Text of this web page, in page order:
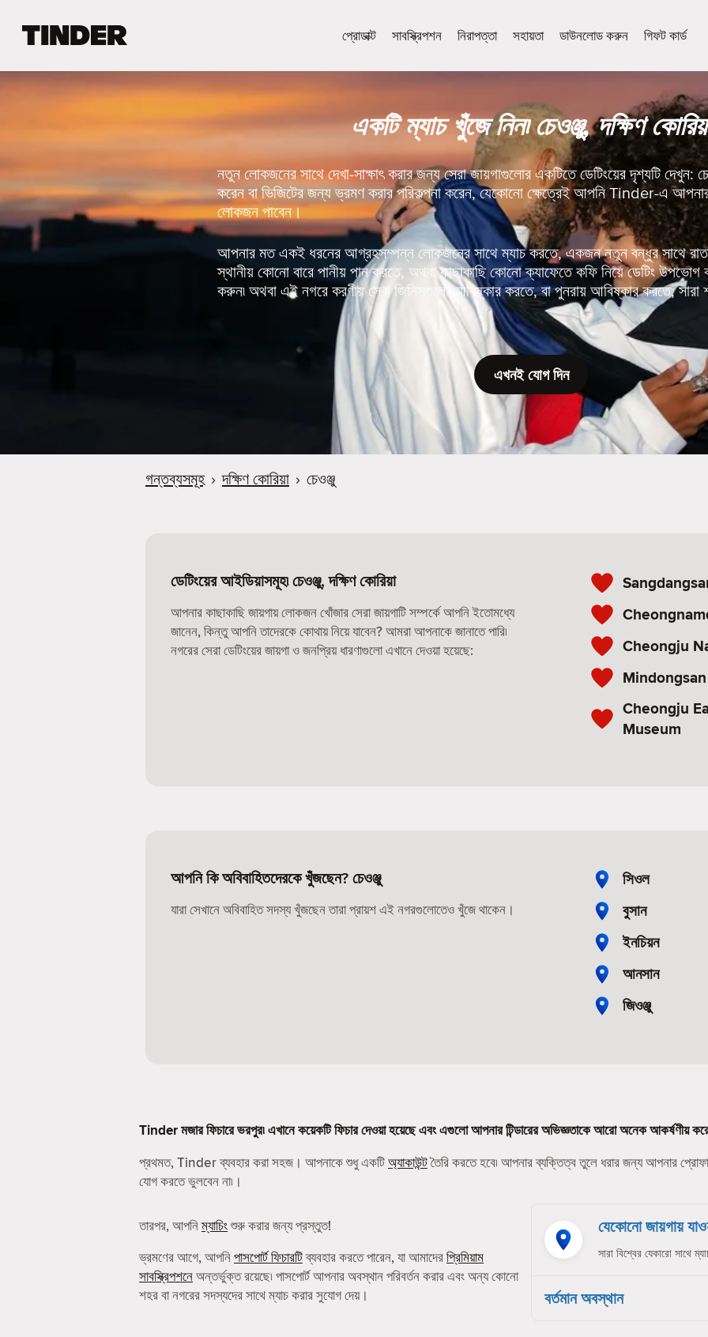
d
প্রোডাক্ট সাবস্ক্রিপশন নিরাপত্তা সহায়তা ডাউনলোড করুন গিফট কার্ড
একটি ম্যাচ খুঁজে নিন৷ চেওঞ্জু, দক্ষিণ
নতুন লোকজনের সাথে দেখা-সাক্ষাৎ করার জন্য সেরা জায়গাগুলোর একটিতে ডেটিংয়ের দৃশ্যটি দেখুন:
করেন বা ভিজিটের জন্য ভ্রমণ করার পরিকল্পনা করেন, যেকোনো ক্ষেত্রেই আপনি Tinder-এ আপনার
লোকজন পাবেন।
আপনার মত একই ধরনের আগ্রহসম্পন্ন লোকজনের সাথে ম্যাচ করতে, একজন নতুন বন্ধুর সাথে
স্থানীয় কোনো বারে পানীয় পান করতে, অথবা কাছাকাছি কোনো ক্যাফেতে কফি নিয়ে ডেটিং
করুন৷ অথবা এই নগরে করণীয় সেরা জিনিসগুলো আবিষ্কার করতে, বা পুনরায় আবিষ্কার করতে, সারা
এখনই যোগ দিন
গন্তব্যসমূহ › দক্ষিণ কোরিয়া › চেওঞ্জু
ডেটিংয়ের আইডিয়াসমূহ৷ চেওঞ্জু, দক্ষিণ কোরিয়া
আপনার কাছাকাছি জায়গায় লোকজন খোঁজার সেরা জায়গাটি সম্পর্কে আপনি ইতোমধ্যে
জানেন, কিন্তু আপনি তাদেরকে কোথায় নিয়ে যাবেন? আমরা আপনাকে জানাতে পারি৷
নগরের সেরা ডেটিংয়ের জায়গা ও জনপ্রিয় ধারণাগুলো এখানে দেওয়া হয়েছে:
Cheongju
Cheongju
Museum
আপনি কি অবিবাহিতদেরকে খুঁজছেন? চেওঞ্জু
যারা সেখানে অবিবাহিত সদস্য খুঁজছেন তারা প্রায়শ এই নগরগুলোতেও খুঁজে থাকেন।
সিওল
বুসান
ইনচিয়ন
আনসান
জিওঞ্জু
Tinder মজার ফিচারে ভরপুর৷ এখানে কয়েকটি ফিচার দেওয়া হয়েছে এবং এগুলো আপনার টিন্ডারের অভিজ্ঞতাকে আরো অনেক আকর্ষণীয়
প্রথমত, Tinder ব্যবহার করা সহজ। আপনাকে শুধু একটিঅ্যাকাউন্টতৈরি করতে হবে৷ আপনার ব্যক্তিত্ব তুলে ধরার জন্য আপনার
যোগ করতে ভুলবেন না৷।
তারপর, আপনিম্যাচিংশুরু করার জন্য প্রস্তুত!
ভ্রমণের আগে, আপনিপাসপোর্ট ফিচারটিব্যবহার করতে পারেন, যা আমাদেরপ্রিমিয়াম
সাবস্ক্রিপশনেঅন্তর্ভুক্ত রয়েছে৷ পাসপোর্ট আপনার অবস্থান পরিবর্তন করার এবং অন্য কোনো
শহর বা নগরের সদস্যদের সাথে ম্যাচ করার সুযোগ দেয়।
যেকোনো জায়গায়
সারা বিশ্বের যেকারো সাথে
বর্তমান অবস্থান